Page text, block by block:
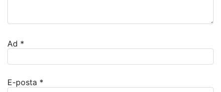
Ad *
E-posta *